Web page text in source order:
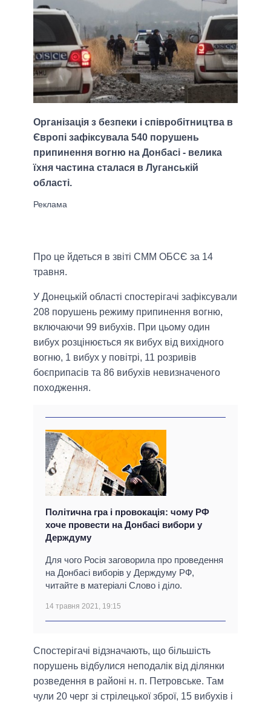
Організація з безпеки і співробітництва в
Європі зафіксувала 540 порушень
припинення вогню на Донбасі - велика
їхня частина сталася в Луганській
області.
Про це йдеться в звіті СММ ОБСЄ за 14
травня.
У Донецькій області спостерігачі зафіксували
208 порушень режиму припинення вогню,
включаючи 99 вибухів. При цьому один
вибух розцінюється як вибух від вихідного
вогню, 1 вибух у повітрі, 11 розривів
боєприпасів та 86 вибухів невизначеного
походження.
Політична гра і провокація: чому РФ
хоче провести на Донбасі вибори у
Держдуму
Для чого Росія заговорила про проведення
на Донбасі виборів у Держдуму РФ,
читайте в матеріалі Слово і діло.
14 травня 2021, 19:15
Спостерігачі відзначають, що більшість
порушень відбулися неподалік від ділянки
розведення в районі н. п. Петровське. Там
чули 20 черг зі стрілецької зброї, 15 вибухів і